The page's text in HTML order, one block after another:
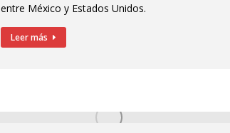
entre México y Estados Unidos.
Leer más